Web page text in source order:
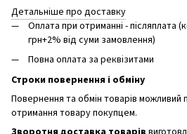
Детальніше про доставку
Оплата при отриманні - післяплата
грн+2% від суми замовлення)
Повна оплата за реквізитами
Строки повернення і обміну
Повернення та обмін товарів можливий
отримання товару покупцем.